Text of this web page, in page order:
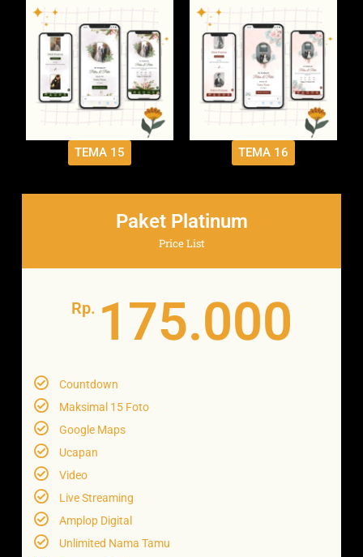
TEMA 15 TEMA 16
Paket Platinum
Price List
Rp. 175.000
Countdown
Maksimal 15 Foto
Google Maps
Ucapan
Video
Live Streaming
Amplop Digital
Unlimited Nama Tamu